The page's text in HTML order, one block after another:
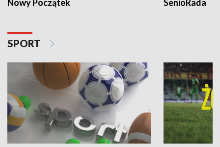
Nowy Początek SenioRada
SPORT